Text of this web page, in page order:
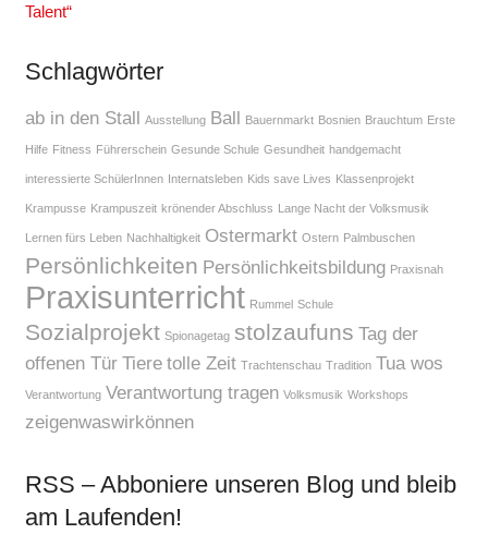
Talent“
Schlagwörter
ab in den Stall Ausstellung Ball Bauernmarkt Bosnien Brauchtum Erste
Hilfe Fitness Führerschein Gesunde Schule Gesundheit handgemacht
interessierte SchülerInnen Internatsleben Kids save Lives Klassenprojekt
Krampusse Krampuszeit krönender Abschluss Lange Nacht der Volksmusik
Lernen fürs Leben Nachhaltigkeit Ostermarkt Ostern Palmbuschen
Persönlichkeiten Persönlichkeitsbildung Praxisnah
Praxisunterricht Rummel Schule
Sozialprojekt Spionagetag stolzaufuns Tag der
offenen Tür Tiere tolle Zeit Trachtenschau Tradition Tua wos
Verantwortung Verantwortung tragen Volksmusik Workshops
zeigenwaswirkönnen
RSS – Abboniere unseren Blog und bleib
am Laufenden!